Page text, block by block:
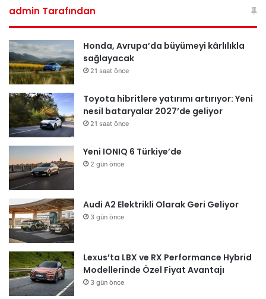
admin Tarafından
Honda, Avrupa’da büyümeyi kârlılıkla
sağlayacak
21 saat önce
Toyota hibritlere yatırımı artırıyor: Yeni
nesil bataryalar 2027’de geliyor
21 saat önce
Yeni IONIQ 6 Türkiye’de
2 gün önce
Audi A2 Elektrikli Olarak Geri Geliyor
3 gün önce
Lexus’ta LBX ve RX Performance Hybrid
Modellerinde Özel Fiyat Avantajı
3 gün önce